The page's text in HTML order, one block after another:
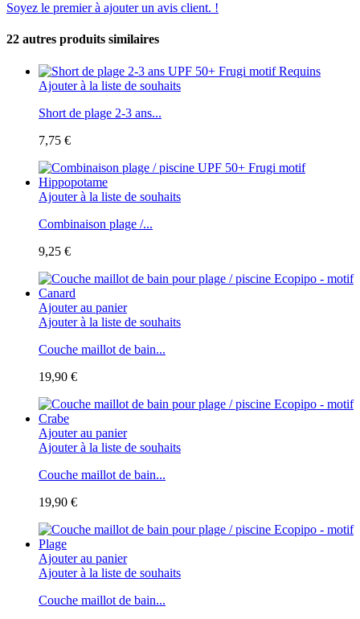
Soyez le premier à ajouter un avis client. !
22 autres produits similaires
Ajouter à la liste de souhaits
Short de plage 2-3 ans...
7,75 €
Ajouter à la liste de souhaits
Combinaison plage /...
9,25 €
Ajouter au panier
Ajouter à la liste de souhaits
Couche maillot de bain...
19,90 €
Ajouter au panier
Ajouter à la liste de souhaits
Couche maillot de bain...
19,90 €
Ajouter au panier
Ajouter à la liste de souhaits
Couche maillot de bain...